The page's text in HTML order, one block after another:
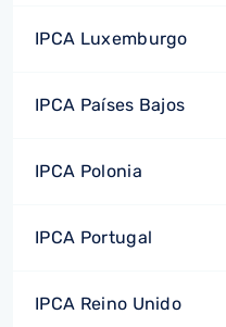
IPCA Luxemburgo
IPCA Países Bajos
IPCA Polonia
IPCA Portugal
IPCA Reino Unido